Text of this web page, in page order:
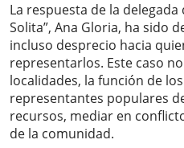
La respuesta de la delegada
Solita”, Ana Gloria, ha sido
incluso desprecio hacia
representarlos. Este caso
localidades, la función de
representantes populares
recursos, mediar en
de la comunidad.